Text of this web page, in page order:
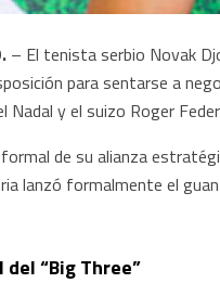
– El tenista serbio Novak
para sentarse a
Nadal y el suizo Roger
de su alianza
lanzó formalmente el
“Big Three”